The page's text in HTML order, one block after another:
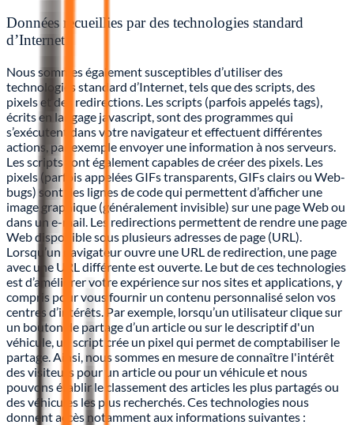
Données recueillies par des technologies standard
d’Internet
Nous sommes également susceptibles d’utiliser des
technologies standard d’Internet, tels que des scripts, des
pixels et des redirections. Les scripts (parfois appelés tags),
écrits en langage javascript, sont des programmes qui
s’exécutent dans votre navigateur et effectuent différentes
actions, par exemple envoyer une information à nos serveurs.
Les scripts sont également capables de créer des pixels. Les
pixels (parfois appelées GIFs transparents, GIFs clairs ou Web-
bugs) sont des lignes de code qui permettent d’afficher une
image graphique (généralement invisible) sur une page Web ou
dans un e-mail. Les redirections permettent de rendre une page
Web disponible sous plusieurs adresses de page (URL).
Lorsqu’un navigateur ouvre une URL de redirection, une page
avec une URL différente est ouverte. Le but de ces technologies
est d’améliorer votre expérience sur nos sites et applications, y
compris pour vous fournir un contenu personnalisé selon vos
centres d’intérêts. Par exemple, lorsqu’un utilisateur clique sur
un bouton de partage d’un article ou sur le descriptif d'un
véhicule, un script crée un pixel qui permet de comptabiliser le
partage. Ainsi, nous sommes en mesure de connaître l'intérêt
des visiteurs pour un article ou pour un véhicule et nous
pouvons établir le classement des articles les plus partagés ou
des véhicules les plus recherchés. Ces technologies nous
donnent accès notamment aux informations suivantes :